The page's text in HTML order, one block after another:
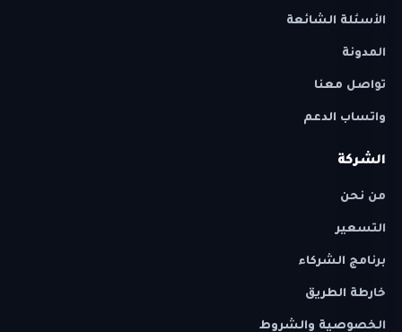
الأسئلة الشائعة
المدونة
تواصل معنا
واتساب الدعم
الشركة
من نحن
التسعير
برنامج الشركاء
خارطة الطريق
الخصوصية والشروط